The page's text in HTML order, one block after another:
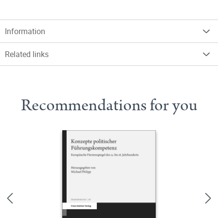
Information
Related links
Recommendations for you